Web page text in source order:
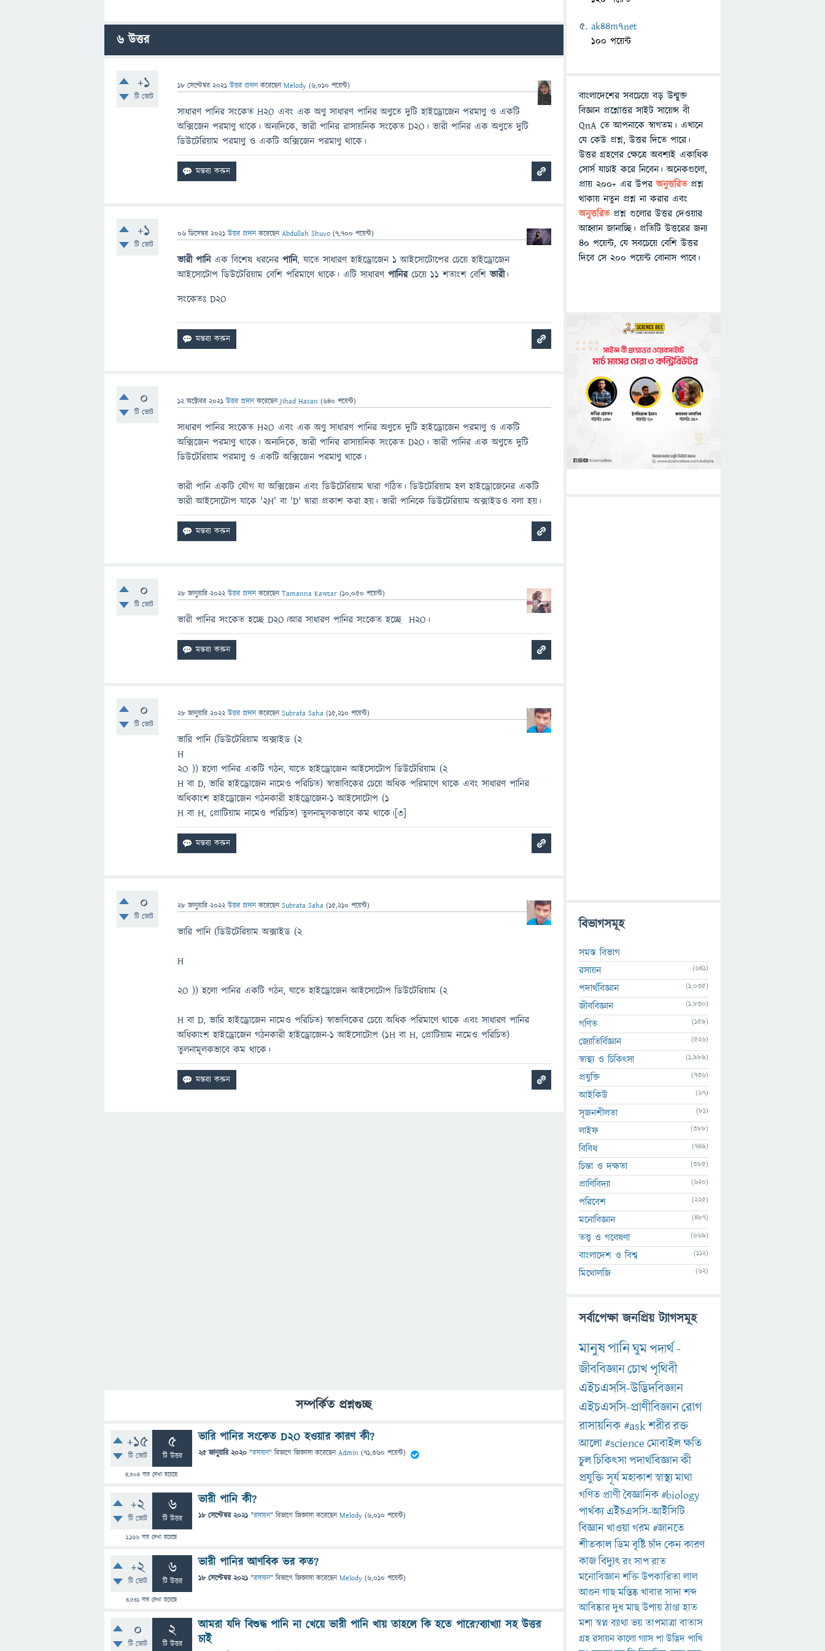
6উত্তর
+1
টি ভোট
18 সেপ্টেম্বর 2021 উত্তর প্রদান করেছেনMelody (6,010 পয়েন্ট)
সাধারণ পানির সংকেত H2O এবং এক অণু সাধারণ পানির অণুতে দুটি হাইড্রোজেন পরমাণু ও একটি
অক্সিজেন পরমাণু থাকে। অন্যদিকে, ভারী পানির রাসায়নিক সংকেত D2O। ভারী পানির এক অণুতে দুটি
ডিউটেরিয়াম পরমাণু ও একটি অক্সিজেন পরমাণু থাকে।
+1
টি ভোট
06 ডিসেম্বর 2021 উত্তর প্রদান করেছেনAbdullah Shuvo (7,700 পয়েন্ট)
ভারী পানিএক বিশেষ ধরনেরপানি, যাতে সাধারণ হাইড্রোজেন ১ আইসোটোপের চেয়ে হাইড্রোজেন
আইসোটোপ ডিউটেরিয়াম বেশি পরিমাণে থাকে। এটি সাধারণপানিরচেয়ে ১১ শতাংশ বেশিভারী।
সংকেতঃ D2O
0
টি ভোট
12 অক্টোবর 2021 উত্তর প্রদান করেছেনJihad Hasan (640 পয়েন্ট)
সাধারণ পানির সংকেত H2O এবং এক অণু সাধারণ পানির অণুতে দুটি হাইড্রোজেন পরমাণু ও একটি
অক্সিজেন পরমাণু থাকে। অন্যদিকে, ভারী পানির রাসায়নিক সংকেত D2O। ভারী পানির এক অণুতে দুটি
ডিউটেরিয়াম পরমাণু ও একটি অক্সিজেন পরমাণু থাকে।
ভারী পানি একটি যৌগ যা অক্সিজেন এবং ডিউটেরিয়াম দ্বারা গঠিত। ডিউটেরিয়াম হল হাইড্রোজেনের একটি
ভারী আইসোটোপ যাকে '2H' বা 'D' দ্বারা প্রকাশ করা হয়। ভারী পানিকে ডিউটেরিয়াম অক্সাইডও বলা হয়।
0
টি ভোট
28 জানুয়ারি 2022 উত্তর প্রদান করেছেনTamanna Kawsar (10,050 পয়েন্ট)
ভারী পানির সংকেত হচ্ছে D2O।আর সাধারণ পানির সংকেত হচ্ছে H2O।
0
টি ভোট
28 জানুয়ারি 2022 উত্তর প্রদান করেছেনSubrata Saha (15,210 পয়েন্ট)
ভারি পানি (ডিউটেরিয়াম অক্সাইড (2
H
2O )) হলো পানির একটি গঠন, যাতে হাইড্রোজেন আইসোটোপ ডিউটেরিয়াম (2
H বা D, ভারি হাইড্রোজেন নামেও পরিচিত) স্বাভাবিকের চেয়ে অধিক পরিমাণে থাকে এবং সাধারণ পানির
অধিকাংশ হাইড্রোজেন গঠনকারী হাইড্রোজেন-১ আইসোটোপ (1
H বা H, প্রোটিয়াম নামেও পরিচিত) তুলনামূলকভাবে কম থাকে।[৩]
0
টি ভোট
28 জানুয়ারি 2022 উত্তর প্রদান করেছেনSubrata Saha (15,210 পয়েন্ট)
ভারি পানি (ডিউটেরিয়াম অক্সাইড (2
H
2O )) হলো পানির একটি গঠন, যাতে হাইড্রোজেন আইসোটোপ ডিউটেরিয়াম (2
H বা D, ভারি হাইড্রোজেন নামেও পরিচিত) স্বাভাবিকের চেয়ে অধিক পরিমাণে থাকে এবং সাধারণ পানির
অধিকাংশ হাইড্রোজেন গঠনকারী হাইড্রোজেন-১ আইসোটোপ (1H বা H, প্রোটিয়াম নামেও পরিচিত)
তুলনামূলকভাবে কম থাকে।
সম্পর্কিত প্রশ্নগুচ্ছ
+15
টি ভোট
5
টি উত্তর
4,304 বার দেখা হয়েছে
ভারি পানির সংকেত D2O হওয়ার কারণ কী?
25 জানুয়ারি 2020 "রসায়ন" বিভাগে জিজ্ঞাসাকরেছেনAdmin (71,360 পয়েন্ট)
+2
টি ভোট
6
টি উত্তর
1,166 বার দেখা হয়েছে
ভারী পানি কী?
18 সেপ্টেম্বর 2021 "রসায়ন" বিভাগে জিজ্ঞাসাকরেছেনMelody (6,010 পয়েন্ট)
+2
টি ভোট
6
টি উত্তর
4,541 বার দেখা হয়েছে
ভারী পানির আণবিক ভর কত?
18 সেপ্টেম্বর 2021 "রসায়ন" বিভাগে জিজ্ঞাসাকরেছেনMelody (6,010 পয়েন্ট)
0
টি ভোট
2
টি উত্তর
আমরা যদি বিশুদ্ধ পানি না খেয়ে ভারী পানি খায় তাহলে কি হতে পারে?ব্যাখ্যা সহ উত্তর
চাই
ak44m7net
100 পয়েন্ট
বাংলাদেশের সবচেয়ে বড় উন্মুক্ত
বিজ্ঞান প্রশ্নোত্তর সাইট সায়েন্স বী
QnA তে আপনাকে স্বাগতম। এখানে
যে কেউ প্রশ্ন, উত্তর দিতে পারে।
উত্তর গ্রহণের ক্ষেত্রে অবশ্যই একাধিক
সোর্স যাচাই করে নিবেন। অনেকগুলো,
প্রায় ২০০+ এর উপরঅনুত্তরিতপ্রশ্ন
থাকায় নতুন প্রশ্ন না করার এবং
অনুত্তরিত প্রশ্ন গুলোর উত্তর দেওয়ার
আহ্বান জানাচ্ছি। প্রতিটি উত্তরের জন্য
৪০ পয়েন্ট, যে সবচেয়ে বেশি উত্তর
দিবে সে ২০০ পয়েন্ট বোনাস পাবে।
বিভাগসমূহ
সমস্ত বিভাগ
রসায়ন
(641)
পদার্থবিজ্ঞান (1,035)
জীববিজ্ঞান (1,830)
গণিত (159)
জ্যোতির্বিজ্ঞান (526)
স্বাস্থ্য ও চিকিৎসা (1,989)
প্রযুক্তি (736)
আইকিউ (67)
সৃজনশীলতা (81)
লাইফ (388)
বিবিধ (749)
চিন্তা ও দক্ষতা (385)
প্রাণিবিদ্যা (620)
পরিবেশ (225)
মনোবিজ্ঞান (487)
তত্ত্ব ও গবেষণা (669)
বাংলাদেশ ও বিশ্ব (112)
মিথোলজি (62)
সর্বাপেক্ষা জনপ্রিয় ট্যাগসমূহ
মানুষপানিঘুমপদার্থ-
জীববিজ্ঞানচোখপৃথিবী
এইচএসসি-উদ্ভিদবিজ্ঞান
এইচএসসি-প্রাণীবিজ্ঞানরোগ
রাসায়নিক#askশরীররক্ত
আলো#scienceমোবাইলক্ষতি
চুলচিকিৎসাপদার্থবিজ্ঞানকী
প্রযুক্তিসূর্যমহাকাশস্বাস্থ্যমাথা
গণিত প্রাণীবৈজ্ঞানিক#biology
পার্থক্য এইচএসসি-আইসিটি
বিজ্ঞানখাওয়াগরম#জানতে
শীতকালডিমবৃষ্টিচাঁদকেনকারণ
কাজবিদ্যুৎরংসাপরাত
মনোবিজ্ঞানশক্তিউপকারিতালাল
আগুনগাছমস্তিষ্কখাবারসাদাশব্দ
আবিষ্কারদুধমাছউপায়ঠাণ্ডাহাত
মশাস্বপ্নব্যাথাভয়তাপমাত্রাবাতাস
গ্রহরসায়নকালোগ্যাসপাউদ্ভিদপাখি